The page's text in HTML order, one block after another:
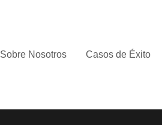
Sobre Nosotros Casos de Éxito